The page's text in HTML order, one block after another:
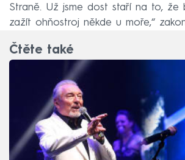
Straně. Už jsme dost staří na to, že
zažít ohňostroj někde u moře,“
Čtěte také